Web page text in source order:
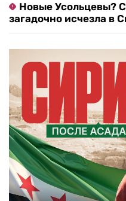
Новые Усольцевы?
загадочно исчезла в